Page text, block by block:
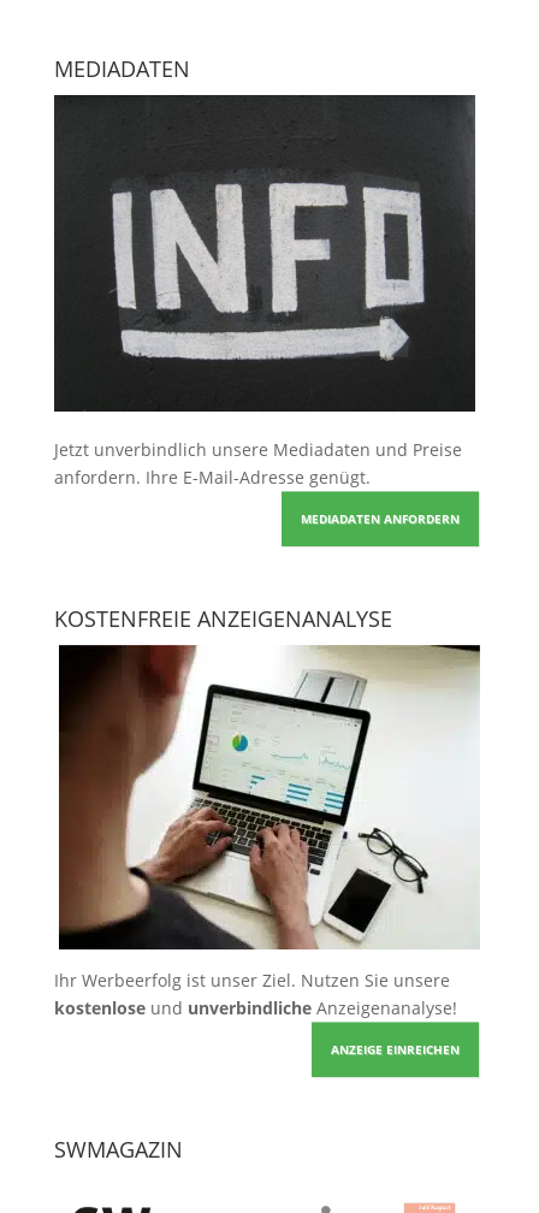
MEDIADATEN
Jetzt unverbindlich unsere Mediadaten und Preise
anfordern. Ihre E-Mail-Adresse genügt.
MEDIADATEN ANFORDERN
KOSTENFREIE ANZEIGENANALYSE
Ihr Werbeerfolg ist unser Ziel. Nutzen Sie unsere
kostenloseund unverbindlicheAnzeigenanalyse!
ANZEIGE EINREICHEN
SWMAGAZIN